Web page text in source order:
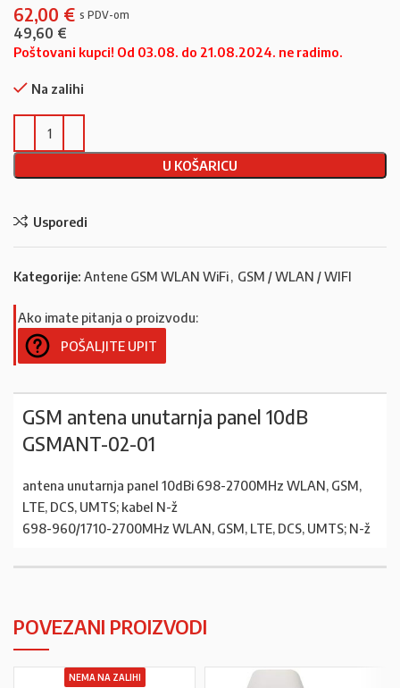
62,00 €
49,60 €
Poštovani kupci! Od 03.08. do 21.08.2024. ne radimo.
Na zalihi
U KOŠARICU
Usporedi
Kategorije: Antene GSM WLAN WiFi, GSM / WLAN / WIFI
Ako imate pitanja o proizvodu:
POŠALJITE UPIT
GSM antena unutarnja panel 10dB
GSMANT-02-01
antena unutarnja panel 10dBi 698-2700MHz WLAN, GSM,
LTE, DCS, UMTS; kabel N-ž
698-960/1710-2700MHz WLAN, GSM, LTE, DCS, UMTS; N-ž
POVEZANI PROIZVODI
NEMA NA ZALIHI